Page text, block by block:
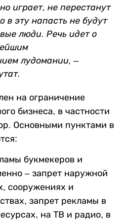
играет, не перестанут
в эту напасть не будут
люди. Речь идет о
лудомании, –
на ограничение
бизнеса, в частности
Основными пунктами в
букмекеров и
– запрет наружной
сооружениях и
запрет рекламы в
на ТВ и радио, в